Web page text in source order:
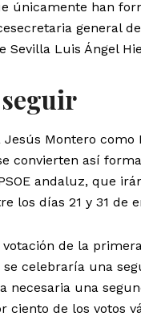
únicamente han
general
Sevilla Luis Ángel
seguir
Montero como
convierten así
andaluz, que
los días 21 y 31 de
votación de la
se celebraría una
necesaria una
ciento de los votos